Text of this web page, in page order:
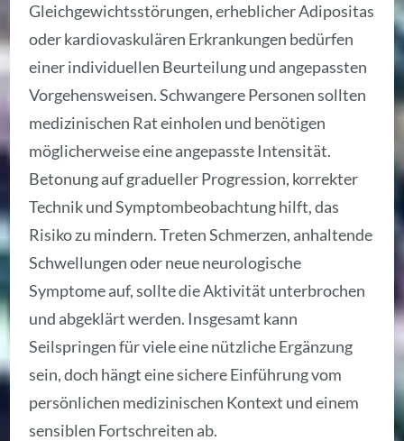
Gleichgewichtsstörungen, erheblicher Adipositas
oder kardiovaskulären Erkrankungen bedürfen
einer individuellen Beurteilung und angepassten
Vorgehensweisen. Schwangere Personen sollten
medizinischen Rat einholen und benötigen
möglicherweise eine angepasste Intensität.
Betonung auf gradueller Progression, korrekter
Technik und Symptombeobachtung hilft, das
Risiko zu mindern. Treten Schmerzen, anhaltende
Schwellungen oder neue neurologische
Symptome auf, sollte die Aktivität unterbrochen
und abgeklärt werden. Insgesamt kann
Seilspringen für viele eine nützliche Ergänzung
sein, doch hängt eine sichere Einführung vom
persönlichen medizinischen Kontext und einem
sensiblen Fortschreiten ab.